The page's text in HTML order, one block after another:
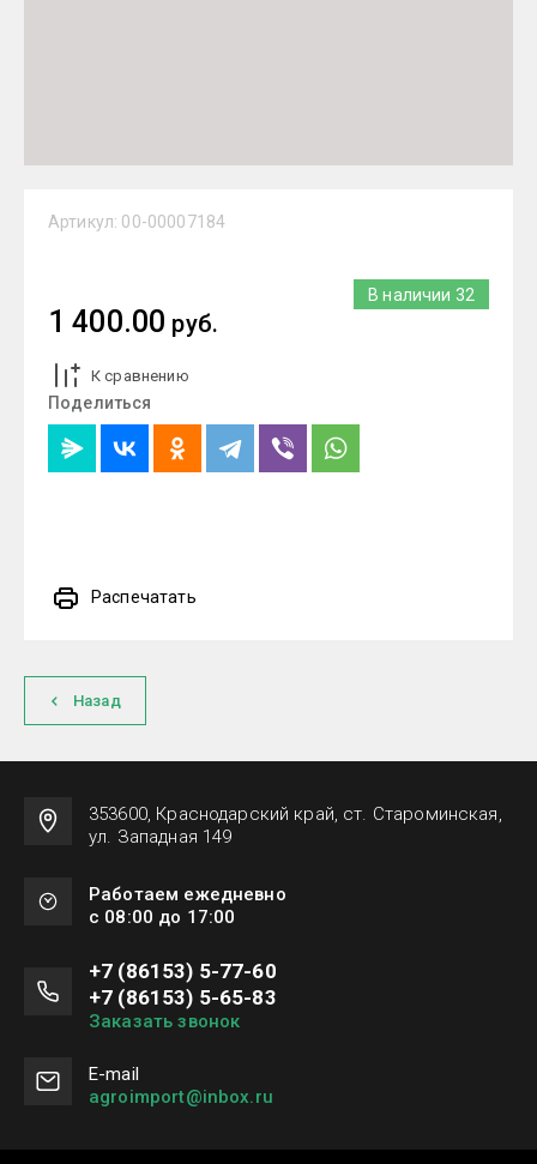
Артикул: 00-00007184
В наличии 32
1 400.00 руб.
К сравнению
Поделиться
Распечатать
Назад
353600, Краснодарский край, ст. Староминская,
ул. Западная 149
Работаем ежедневно
с 08:00 до 17:00
+7 (86153) 5-77-60
+7 (86153) 5-65-83
Заказать звонок
Е-mail
agroimport@inbox.ru